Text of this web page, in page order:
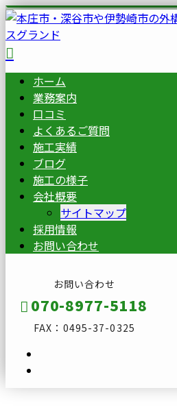
ホーム
業務案内
口コミ
よくあるご質問
施工実績
ブログ
施工の様子
会社概要
サイトマップ
採用情報
お問い合わせ
お問い合わせ
070-8977-5118
FAX：0495-37-0325